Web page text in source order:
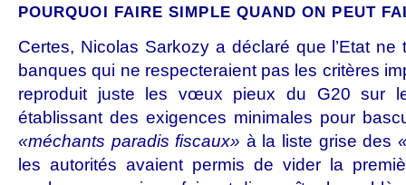
POURQUOI FAIRE SIMPLE QUAND ON PEUT
Certes, Nicolas Sarkozy a déclaré que l’Etat
banques qui ne respecteraient pas les critères
reproduit juste les vœux pieux du G20 sur
établissant des exigences minimales pour
«méchants paradis fiscaux» à la liste grise des
les autorités avaient permis de vider la